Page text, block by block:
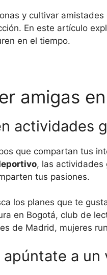
y cultivar
En este artículo
en el tiempo.
amigas
actividades
que compartan tus
, las actividades
tus pasiones.
los planes que te
en Bogotá, club de
de Madrid, mujeres
a un